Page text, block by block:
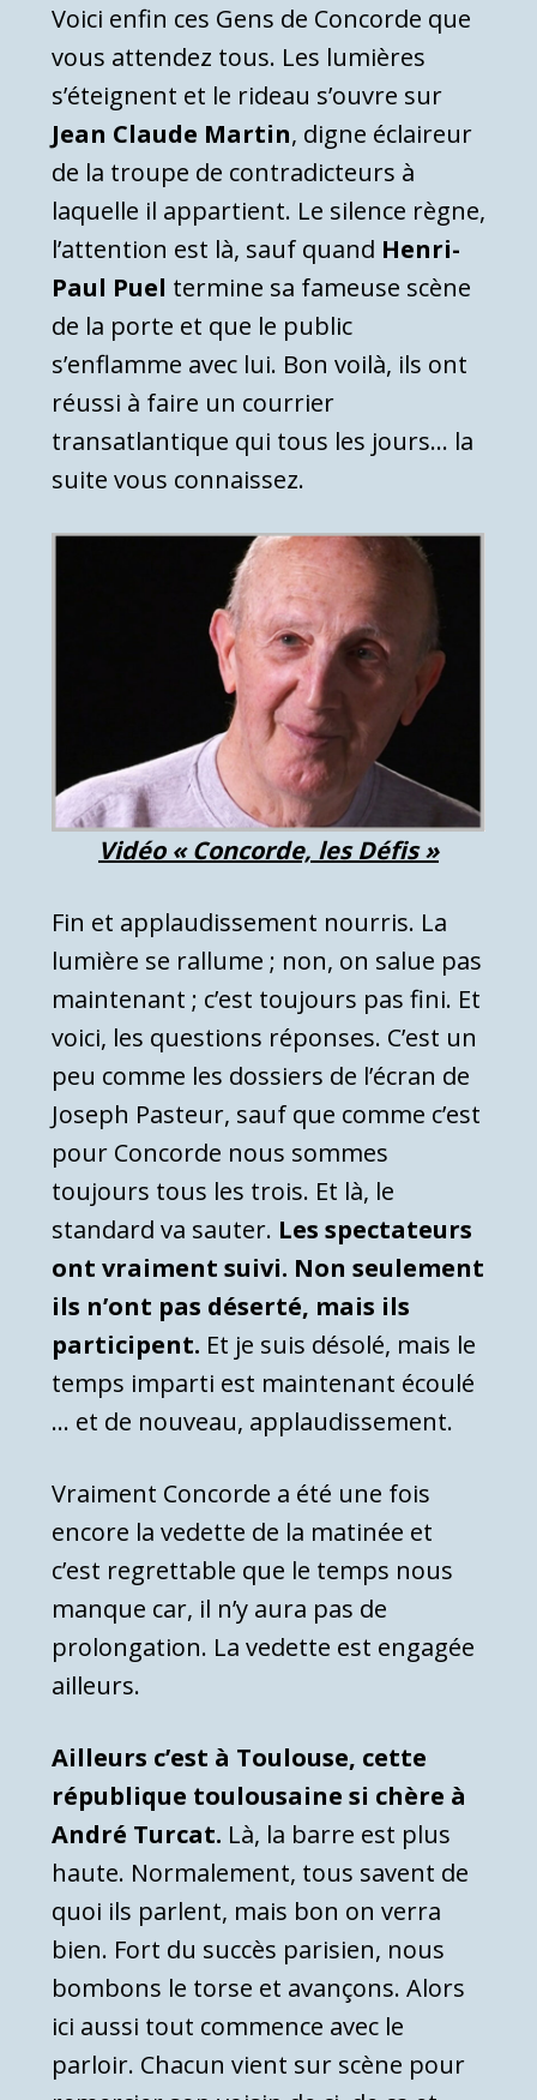
Voici enfin ces Gens de Concorde que
vous attendez tous. Les lumières
s’éteignent et le rideau s’ouvre sur
Jean Claude Martin, digne éclaireur
de la troupe de contradicteurs à
laquelle il appartient. Le silence règne,
l’attention est là, sauf quand Henri-
Paul Puel termine sa fameuse scène
de la porte et que le public
s’enflamme avec lui. Bon voilà, ils ont
réussi à faire un courrier
transatlantique qui tous les jours… la
suite vous connaissez.
Vidéo « Concorde, les Défis »
Fin et applaudissement nourris. La
lumière se rallume ; non, on salue pas
maintenant ; c’est toujours pas fini. Et
voici, les questions réponses. C’est un
peu comme les dossiers de l’écran de
Joseph Pasteur, sauf que comme c’est
pour Concorde nous sommes
toujours tous les trois. Et là, le
standard va sauter. Les spectateurs
ont vraiment suivi. Non seulement
ils n’ont pas déserté, mais ils
participent. Et je suis désolé, mais le
temps imparti est maintenant écoulé
… et de nouveau, applaudissement.
Vraiment Concorde a été une fois
encore la vedette de la matinée et
c’est regrettable que le temps nous
manque car, il n’y aura pas de
prolongation. La vedette est engagée
ailleurs.
Ailleurs c’est à Toulouse, cette
république toulousaine si chère à
André Turcat. Là, la barre est plus
haute. Normalement, tous savent de
quoi ils parlent, mais bon on verra
bien. Fort du succès parisien, nous
bombons le torse et avançons. Alors
ici aussi tout commence avec le
parloir. Chacun vient sur scène pour